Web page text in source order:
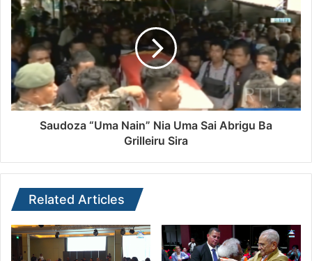
Saudoza “Uma Nain” Nia Uma Sai Abrigu Ba
Grilleiru Sira
Related Articles